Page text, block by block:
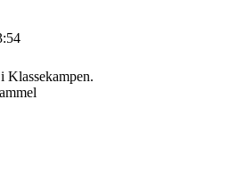
i Klassekampen.